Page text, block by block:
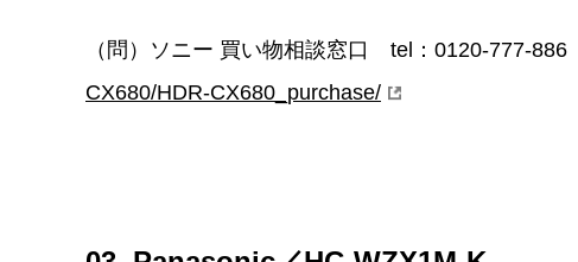
（問）ソニー 買い物相談窓口 tel：0120-777-886
CX680/HDR-CX680_purchase/